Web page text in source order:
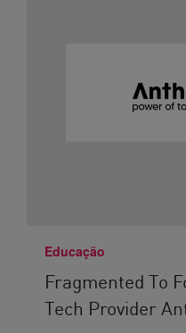
Educação
Fragmented To
Tech Provider